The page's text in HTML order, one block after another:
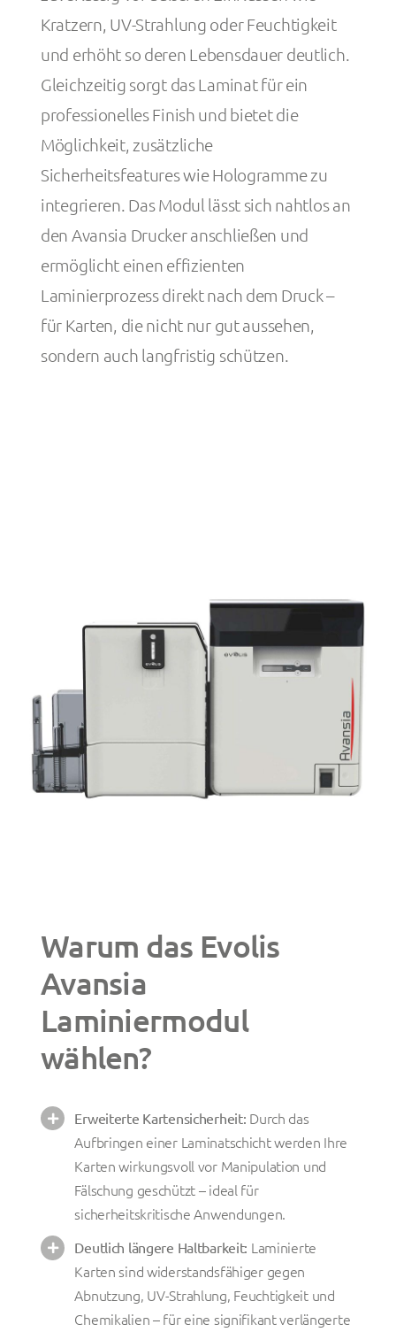
Kratzern, UV-Strahlung oder Feuchtigkeit
und erhöht so deren Lebensdauer deutlich.
Gleichzeitig sorgt das Laminat für ein
professionelles Finish und bietet die
Möglichkeit, zusätzliche
Sicherheitsfeatures wie Hologramme zu
integrieren. Das Modul lässt sich nahtlos an
den Avansia Drucker anschließen und
ermöglicht einen effizienten
Laminierprozess direkt nach dem Druck –
für Karten, die nicht nur gut aussehen,
sondern auch langfristig schützen.
Warum das Evolis
Avansia
Laminiermodul
wählen?
Erweiterte Kartensicherheit: Durch das
Aufbringen einer Laminatschicht werden Ihre
Karten wirkungsvoll vor Manipulation und
Fälschung geschützt – ideal für
sicherheitskritische Anwendungen.
Deutlich längere Haltbarkeit: Laminierte
Karten sind widerstandsfähiger gegen
Abnutzung, UV-Strahlung, Feuchtigkeit und
Chemikalien – für eine signifikant verlängerte